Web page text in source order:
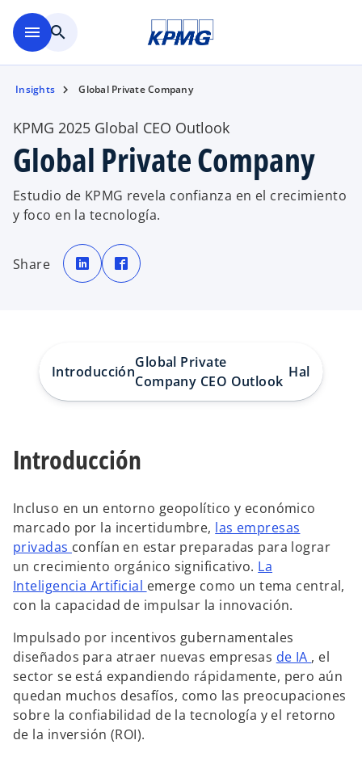
menu search
Insights Global Private Company
KPMG 2025 Global CEO Outlook
Global Private Company
Estudio de KPMG revela confianza en el crecimiento
y foco en la tecnología.
Share e
a
b
s
ñ
a
e
a
p
e
s
t
ñ
a
Introducción
Global Private
Company CEO Outlook
Hallazgos
Introducción
Incluso en un entorno geopolítico y económico
marcado por la incertidumbre, las empresas
privadas confían en estar preparadas para lograr
un crecimiento orgánico significativo. La
Inteligencia Artificial emerge como un tema central,
con la capacidad de impulsar la innovación.
Impulsado por incentivos gubernamentales
diseñados para atraer nuevas empresas de IA , el
sector se está expandiendo rápidamente, pero aún
quedan muchos desafíos, como las preocupaciones
sobre la confiabilidad de la tecnología y el retorno
de la inversión (ROI).